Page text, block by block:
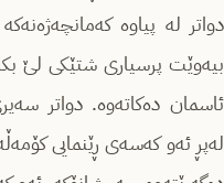
دواتر لە پیاوە
بیەوێت پرسیاری شتێكی لێ
ئاسمان دەکاتەوە. دواتر
لەپڕ ئەو کەسەی ڕێنمایی